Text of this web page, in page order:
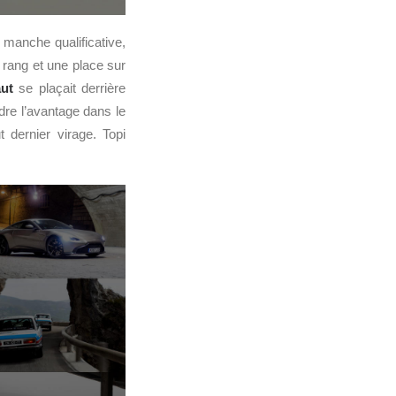
qualificative,
et une place sur
se plaçait derrière
l’avantage dans le
dernier virage. Topi